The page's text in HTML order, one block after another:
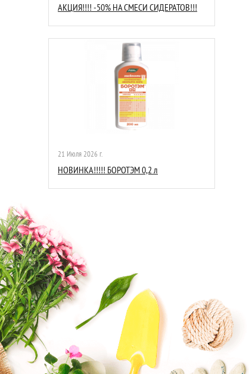
АКЦИЯ!!!! -50% НА СМЕСИ СИДЕРАТОВ!!!
21 Июля 2026 г.
НОВИНКА!!!!! БОРОТЭМ 0,2 л